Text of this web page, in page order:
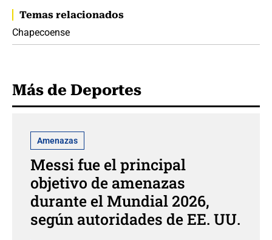
Temas relacionados
Chapecoense
Más de Deportes
Amenazas
Messi fue el principal
objetivo de amenazas
durante el Mundial 2026,
según autoridades de EE. UU.